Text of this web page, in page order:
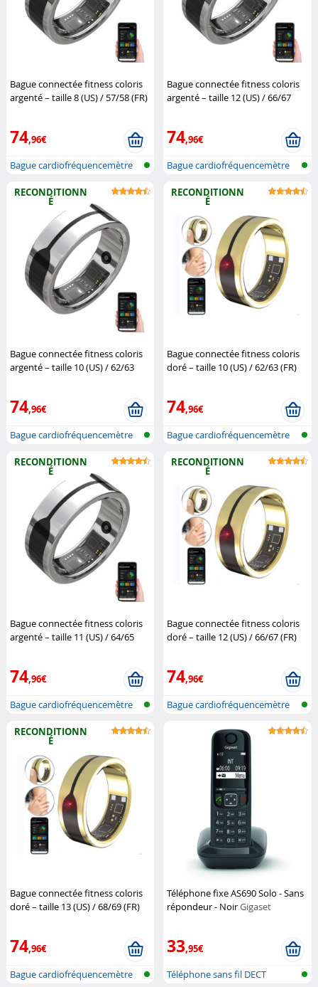
Bague connectée fitness coloris
argenté – taille 8 (US) / 57/58 (FR)
74,96€
Bague cardiofréquencemètre
Bague connectée fitness coloris
argenté – taille 12 (US) / 66/67
74,96€
Bague cardiofréquencemètre
RECONDITIONN
É
Bague connectée fitness coloris
argenté – taille 10 (US) / 62/63
74,96€
Bague cardiofréquencemètre
RECONDITIONN
É
Bague connectée fitness coloris
doré – taille 10 (US) / 62/63 (FR)
74,96€
Bague cardiofréquencemètre
RECONDITIONN
É
Bague connectée fitness coloris
argenté – taille 11 (US) / 64/65
74,96€
Bague cardiofréquencemètre
RECONDITIONN
É
Bague connectée fitness coloris
doré – taille 12 (US) / 66/67 (FR)
74,96€
Bague cardiofréquencemètre
RECONDITIONN
É
Bague connectée fitness coloris
doré – taille 13 (US) / 68/69 (FR)
74,96€
Bague cardiofréquencemètre
Téléphone fixe AS690 Solo - Sans
répondeur - NoirGigaset
33,95€
Téléphone sans fil DECT